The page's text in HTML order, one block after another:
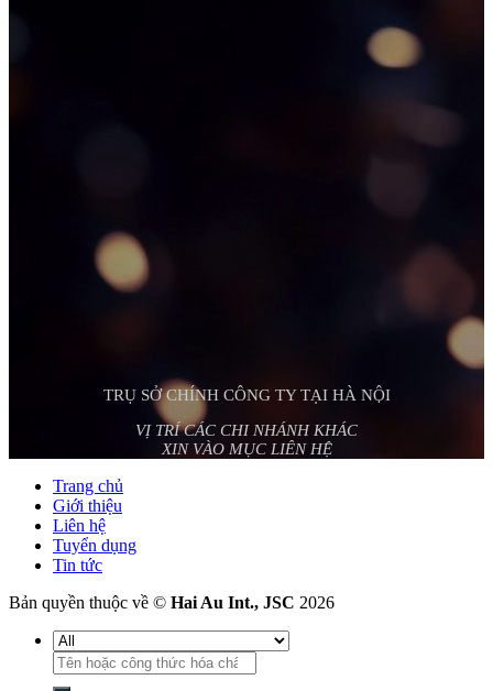
TRỤ SỞ CHÍNH CÔNG TY TẠI HÀ NỘI
VỊ TRÍ CÁC CHI NHÁNH KHÁC
XIN VÀO MỤC LIÊN HỆ
Trang chủ
Giới thiệu
Liên hệ
Tuyển dụng
Tin tức
Bản quyền thuộc về © Hai Au Int., JSC 2026
Tìm
kiếm: